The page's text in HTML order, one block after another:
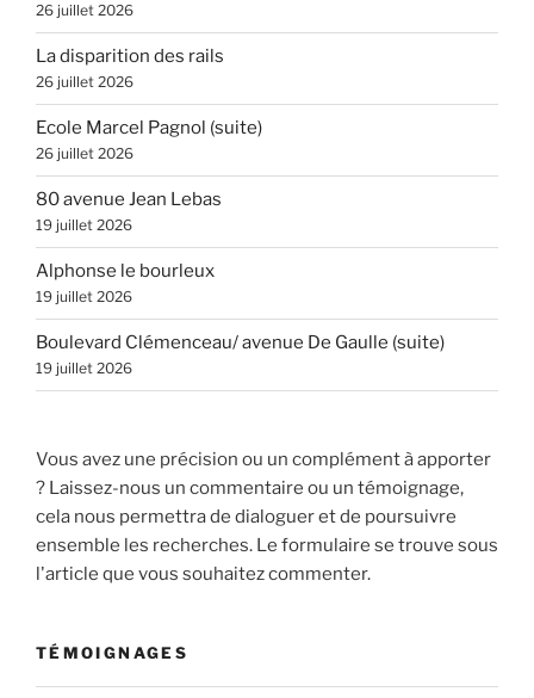
26 juillet 2026
La disparition des rails
26 juillet 2026
Ecole Marcel Pagnol (suite)
26 juillet 2026
80 avenue Jean Lebas
19 juillet 2026
Alphonse le bourleux
19 juillet 2026
Boulevard Clémenceau/ avenue De Gaulle (suite)
19 juillet 2026
Vous avez une précision ou un complément à apporter
? Laissez-nous un commentaire ou un témoignage,
cela nous permettra de dialoguer et de poursuivre
ensemble les recherches. Le formulaire se trouve sous
l'article que vous souhaitez commenter.
TÉMOIGNAGES